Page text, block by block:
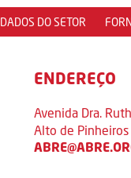
DADOS DO SETOR
ENDEREÇO
Avenida Dra.
Alto de